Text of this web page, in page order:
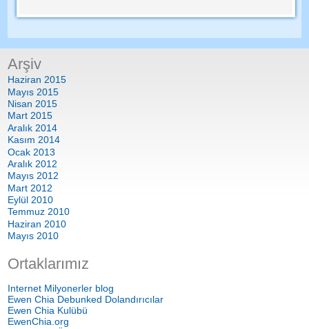
Arşiv
Haziran 2015
Mayıs 2015
Nisan 2015
Mart 2015
Aralık 2014
Kasım 2014
Ocak 2013
Aralık 2012
Mayıs 2012
Mart 2012
Eylül 2010
Temmuz 2010
Haziran 2010
Mayıs 2010
Ortaklarımız
Internet Milyonerler blog
Ewen Chia Debunked Dolandırıcılar
Ewen Chia Kulübü
EwenChia.org